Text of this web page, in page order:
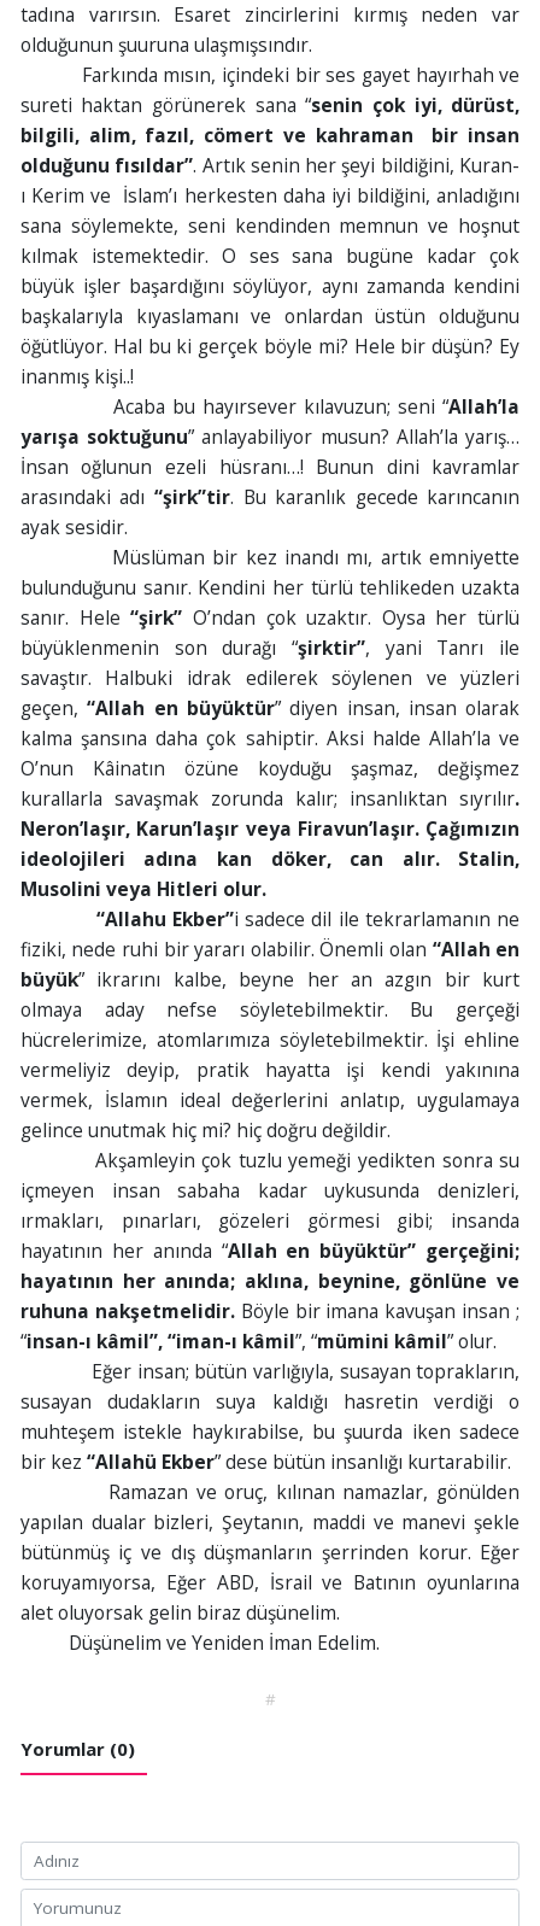
tadına varırsın. Esaret zincirlerini kırmış neden var
olduğunun şuuruna ulaşmışsındır.
Farkında mısın, içindeki bir ses gayet hayırhah ve
sureti haktan görünerek sana “senin çok iyi, dürüst,
bilgili, alim, fazıl, cömert ve kahraman bir insan
olduğunu fısıldar”. Artık senin her şeyi bildiğini, Kuran-
ı Kerim ve İslam’ı herkesten daha iyi bildiğini, anladığını
sana söylemekte, seni kendinden memnun ve hoşnut
kılmak istemektedir. O ses sana bugüne kadar çok
büyük işler başardığını söylüyor, aynı zamanda kendini
başkalarıyla kıyaslamanı ve onlardan üstün olduğunu
öğütlüyor. Hal bu ki gerçek böyle mi? Hele bir düşün? Ey
inanmış kişi..!
Acaba bu hayırsever kılavuzun; seni “Allah’la
yarışa soktuğunu” anlayabiliyor musun? Allah’la yarış…
İnsan oğlunun ezeli hüsranı…! Bunun dini kavramlar
arasındaki adı “şirk”tir. Bu karanlık gecede karıncanın
ayak sesidir.
Müslüman bir kez inandı mı, artık emniyette
bulunduğunu sanır. Kendini her türlü tehlikeden uzakta
sanır. Hele“şirk” O’ndan çok uzaktır. Oysa her türlü
büyüklenmenin son durağı “şirktir”, yani Tanrı ile
savaştır. Halbuki idrak edilerek söylenen ve yüzleri
geçen,“Allah en büyüktür” diyen insan, insan olarak
kalma şansına daha çok sahiptir. Aksi halde Allah’la ve
O’nun Kâinatın özüne koyduğu şaşmaz, değişmez
kurallarla savaşmak zorunda kalır; insanlıktan sıyrılır.
Neron’laşır, Karun’laşır veya Firavun’laşır. Çağımızın
ideolojileri adına kan döker, can alır. Stalin,
Musolini veya Hitleri olur.
“Allahu Ekber”i sadece dil ile tekrarlamanın ne
fiziki, nede ruhi bir yararı olabilir. Önemli olan “Allah en
büyük” ikrarını kalbe, beyne her an azgın bir kurt
olmaya aday nefse söyletebilmektir. Bu gerçeği
hücrelerimize, atomlarımıza söyletebilmektir. İşi ehline
vermeliyiz deyip, pratik hayatta işi kendi yakınına
vermek, İslamın ideal değerlerini anlatıp, uygulamaya
gelince unutmak hiç mi? hiç doğru değildir.
Akşamleyin çok tuzlu yemeği yedikten sonra su
içmeyen insan sabaha kadar uykusunda denizleri,
ırmakları, pınarları, gözeleri görmesi gibi; insanda
hayatının her anında “Allah en büyüktür” gerçeğini;
hayatının her anında; aklına, beynine, gönlüne ve
ruhuna nakşetmelidir.Böyle bir imana kavuşan insan ;
“insan-ı kâmil”, “iman-ı kâmil”, “mümini kâmil” olur.
Eğer insan; bütün varlığıyla, susayan toprakların,
susayan dudakların suya kaldığı hasretin verdiği o
muhteşem istekle haykırabilse, bu şuurda iken sadece
bir kez “Allahü Ekber” dese bütün insanlığı kurtarabilir.
Ramazan ve oruç, kılınan namazlar, gönülden
yapılan dualar bizleri, Şeytanın, maddi ve manevi şekle
bütünmüş iç ve dış düşmanların şerrinden korur. Eğer
koruyamıyorsa, Eğer ABD, İsrail ve Batının oyunlarına
alet oluyorsak gelin biraz düşünelim.
Düşünelim ve Yeniden İman Edelim.
#
Yorumlar (0)